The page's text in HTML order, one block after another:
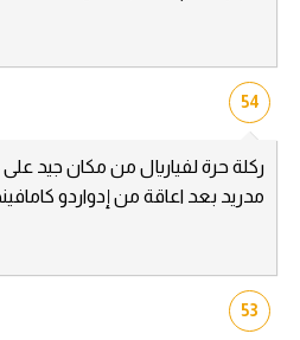
54
ركلة حرة لفياريال من مكان جيد
مدريد بعد اعاقة من إدواردو
53